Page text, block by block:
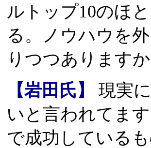
ルトップ10のほ
る。ノウハウを
りつつありますか
【岩田氏】
現実
いと言われてま
で成功している